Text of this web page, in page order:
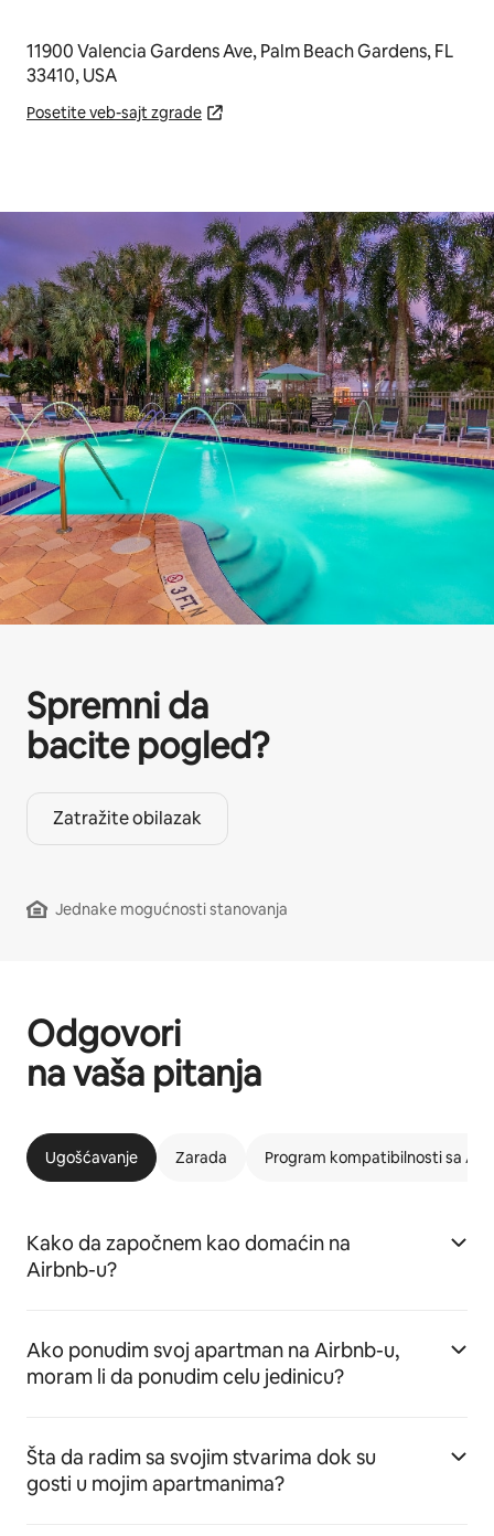
11900 Valencia Gardens Ave, Palm Beach Gardens, FL
33410, USA
Posetite veb-sajt zgrade
Spremni da
bacite pogled?
Zatražite obilazak
Jednake mogućnosti stanovanja
Odgovori
na vaša pitanja
Ugošćavanje Zarada Program kompatibilnosti sa
Kako da započnem kao domaćin na
Airbnb-u?
Ako ponudim svoj apartman na Airbnb-u,
moram li da ponudim celu jedinicu?
Šta da radim sa svojim stvarima dok su
gosti u mojim apartmanima?